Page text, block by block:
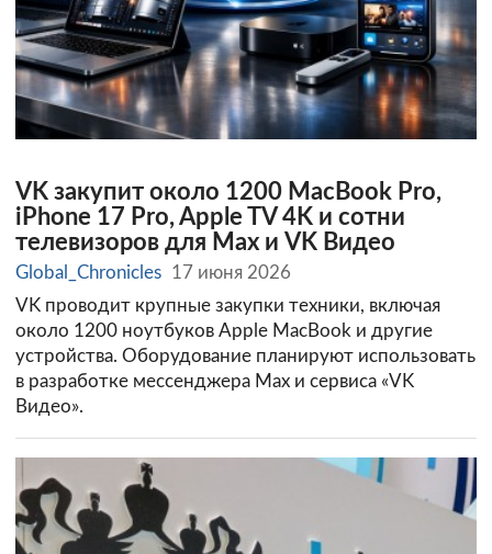
VK закупит около 1200 MacBook Pro,
iPhone 17 Pro, Apple TV 4K и сотни
телевизоров для Max и VK Видео
Global_Chronicles 17 июня 2026
VK проводит крупные закупки техники, включая
около 1200 ноутбуков Apple MacBook и другие
устройства. Оборудование планируют использовать
в разработке мессенджера Max и сервиса «VK
Видео».